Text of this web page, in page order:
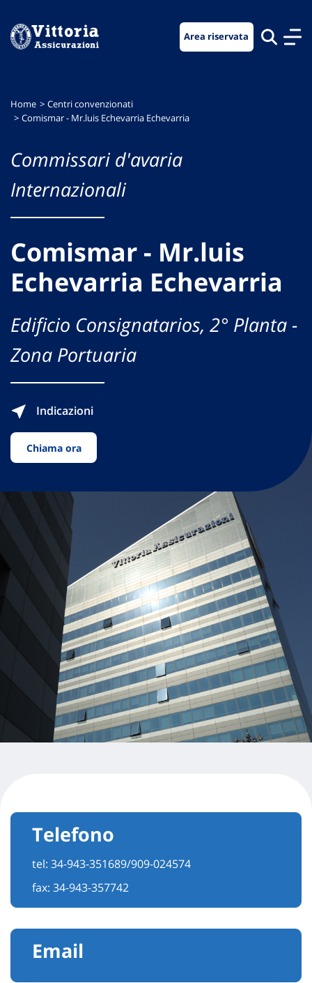
menu
contenuto
footer
Area riservata
Home
Centri convenzionati
Comismar - Mr.luis Echevarria Echevarria
Commissari d'avaria
Internazionali
Comismar - Mr.luis
Echevarria Echevarria
Edificio Consignatarios, 2° Planta -
Zona Portuaria
Indicazioni
Chiama ora
Telefono
tel: 34-943-351689/909-024574
fax: 34-943-357742
Email